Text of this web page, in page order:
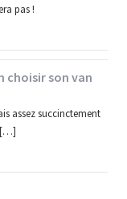
pas !
choisir son van
assez succinctement
[…]